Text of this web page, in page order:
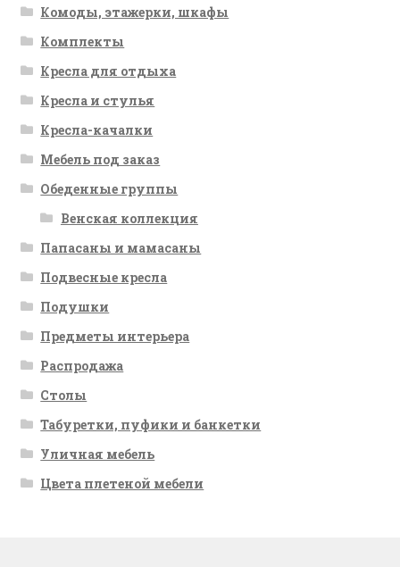
Комоды, этажерки, шкафы
Комплекты
Кресла для отдыха
Кресла и стулья
Кресла-качалки
Мебель под заказ
Обеденные группы
Венская коллекция
Папасаны и мамасаны
Подвесные кресла
Подушки
Предметы интерьера
Распродажа
Столы
Табуретки, пуфики и банкетки
Уличная мебель
Цвета плетеной мебели